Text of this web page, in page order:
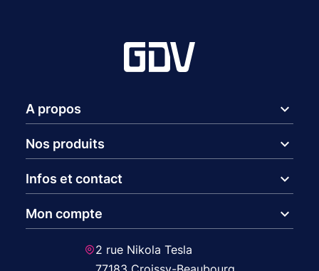
A propos expand_more
Nos produits expand_more
Infos et contact expand_more
Mon compte expand_more
2 rue Nikola Tesla